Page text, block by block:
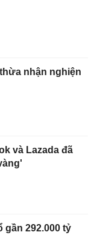
nhận nghiện
và Lazada đã
gần 292.000 tỷ